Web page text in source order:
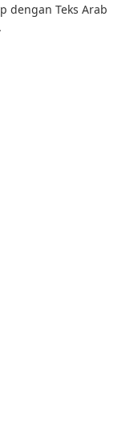
dengan Teks Arab